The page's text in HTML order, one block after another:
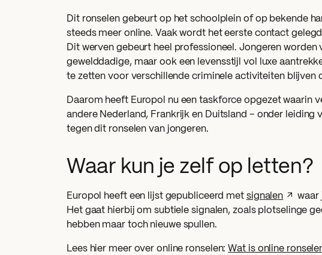
Dit ronselen gebeurt op het schoolplein of op bekende
steeds meer online. Vaak wordt het eerste contact
Dit werven gebeurt heel professioneel. Jongeren
gewelddadige, maar ook een levensstijl vol luxe
te zetten voor verschillende criminele activiteiten blijven
Daarom heeft Europol nu een taskforce opgezet waarin
andere Nederland, Frankrijk en Duitsland – onder leiding
tegen dit ronselen van jongeren.
Waar kun je zelf op letten?
Europol heeft een lijst gepubliceerd met signalen
waar
Het gaat hierbij om subtiele signalen, zoals plotselinge
hebben maar toch nieuwe spullen.
Lees hier meer over online ronselen: Wat is online